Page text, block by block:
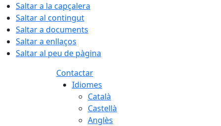
Saltar a la capçalera
Saltar al contingut
Saltar a documents
Saltar a enllaços
Saltar al peu de pàgina
Contactar
Idiomes
Català
Castellà
Anglès